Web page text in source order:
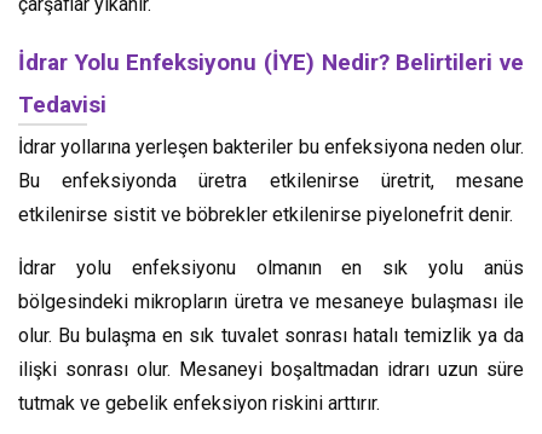
İdrar Yolu Enfeksiyonu (İYE) Nedir? Belirtileri ve
Tedavisi
İdrar yollarına yerleşen bakteriler bu enfeksiyona neden olur.
Bu enfeksiyonda üretra etkilenirse üretrit, mesane
etkilenirse sistit ve böbrekler etkilenirse piyelonefrit denir.
İdrar yolu enfeksiyonu olmanın en sık yolu anüs
bölgesindeki mikropların üretra ve mesaneye bulaşması ile
olur. Bu bulaşma en sık tuvalet sonrası hatalı temizlik ya da
ilişki sonrası olur. Mesaneyi boşaltmadan idrarı uzun süre
tutmak ve gebelik enfeksiyon riskini arttırır.